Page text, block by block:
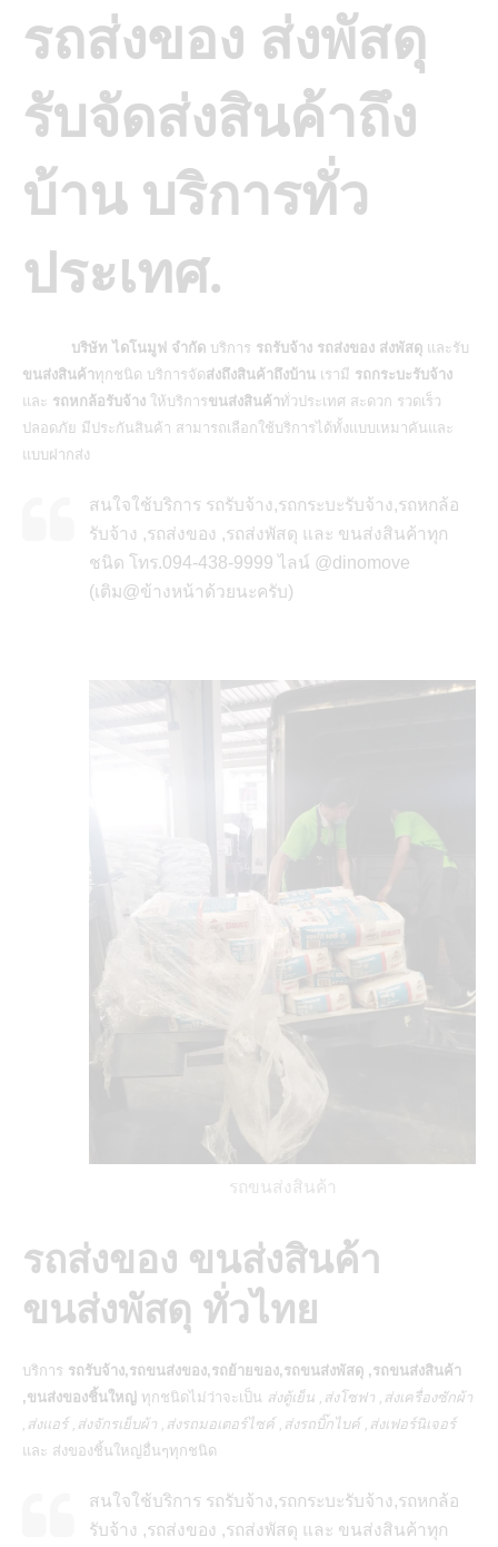
รถส่งของ ส่งพัสดุ
รับจัดส่งสินค้าถึง
บ้าน บริการทั่ว
ประเทศ.
บริษัท ไดโนมูฟ จำกัด บริการ รถรับจ้าง รถส่งของ ส่งพัสดุ และรับ
ขนส่งสินค้าทุกชนิด บริการจัดส่งถึงสินค้าถึงบ้าน เรามี รถกระบะรับจ้าง
และ รถหกล้อรับจ้าง ให้บริการขนส่งสินค้าทั่วประเทศ สะดวก รวดเร็ว
ปลอดภัย มีประกันสินค้า สามารถเลือกใช้บริการได้ทั้งแบบเหมาคันและ
แบบฝากส่ง
สนใจใช้บริการ รถรับจ้าง,รถกระบะรับจ้าง,รถหกล้อ
รับจ้าง ,รถส่งของ ,รถส่งพัสดุ และ ขนส่งสินค้าทุก
ชนิด โทร.094-438-9999 ไลน์ @dinomove
(เติม@ข้างหน้าด้วยนะครับ)
รถขนส่งสินค้า
รถส่งของ ขนส่งสินค้า
ขนส่งพัสดุ ทั่วไทย
บริการ รถรับจ้าง,รถขนส่งของ,รถย้ายของ,รถขนส่งพัสดุ ,รถขนส่งสินค้า
,ขนส่งของชิ้นใหญ่ ทุกชนิดไม่ว่าจะเป็น ส่งตู้เย็น ,ส่งโซฟา ,ส่งเครื่องซักผ้า
,ส่งแอร์ ,ส่งจักรเย็บผ้า ,ส่งรถมอเตอร์ไซค์ ,ส่งรถบิ๊กไบค์ ,ส่งเฟอร์นิเจอร์
และ ส่งของชิ้นใหญ่ อื่นๆทุกชนิด
สนใจใช้บริการ รถรับจ้าง,รถกระบะรับจ้าง,รถหกล้อ
รับจ้าง ,รถส่งของ ,รถส่งพัสดุ และ ขนส่งสินค้าทุก